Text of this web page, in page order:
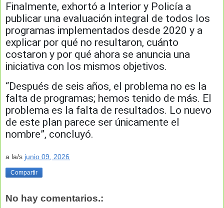
Finalmente, exhortó a Interior y Policía a
publicar una evaluación integral de todos los
programas implementados desde 2020 y a
explicar por qué no resultaron, cuánto
costaron y por qué ahora se anuncia una
iniciativa con los mismos objetivos.
“Después de seis años, el problema no es la
falta de programas; hemos tenido de más. El
problema es la falta de resultados. Lo nuevo
de este plan parece ser únicamente el
nombre”, concluyó.
a la/s junio 09, 2026
Compartir
No hay comentarios.: